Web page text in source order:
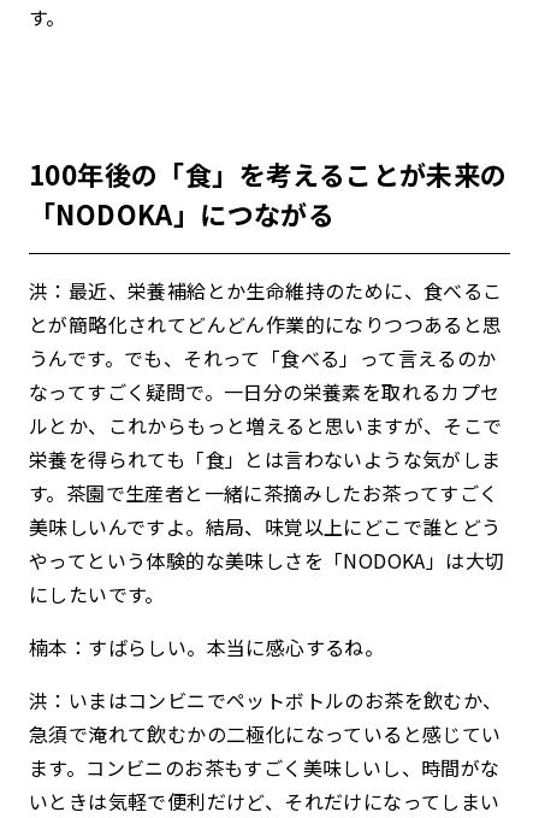
す。
100年後の「食」を考えることが未来の
「NODOKA」につながる
洪：最近、栄養補給とか生命維持のために、食べるこ
とが簡略化されてどんどん作業的になりつつあると思
うんです。でも、それって「食べる」って言えるのか
なってすごく疑問で。一日分の栄養素を取れるカプセ
ルとか、これからもっと増えると思いますが、そこで
栄養を得られても「食」とは言わないような気がしま
す。茶園で生産者と一緒に茶摘みしたお茶ってすごく
美味しいんですよ。結局、味覚以上にどこで誰とどう
やってという体験的な美味しさを「NODOKA」は大切
にしたいです。
楠本：すばらしい。本当に感心するね。
洪：いまはコンビニでペットボトルのお茶を飲むか、
急須で淹れて飲むかの二極化になっていると感じてい
ます。コンビニのお茶もすごく美味しいし、時間がな
いときは気軽で便利だけど、それだけになってしまい